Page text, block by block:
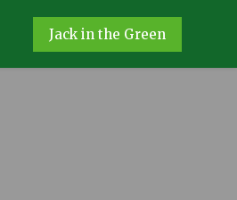
Jack in the Green